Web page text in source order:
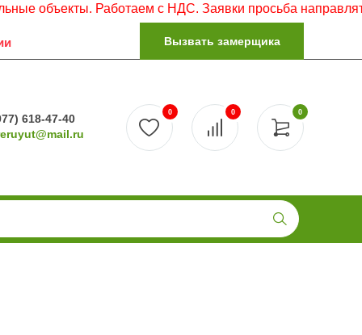
Работаем с НДС. Заявки просьба направлять на
Вызвать замерщика
618-47-40
0
0 0